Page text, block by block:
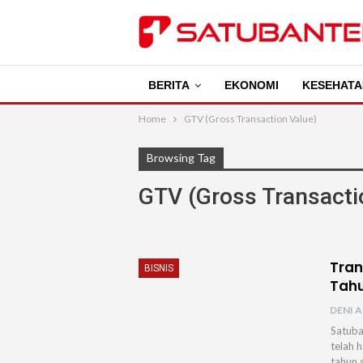
BERITA EKONOMI
Home GTV (Gross Transaction Value)
Browsing Tag
GTV (Gross
BISNIS
DENI
telah